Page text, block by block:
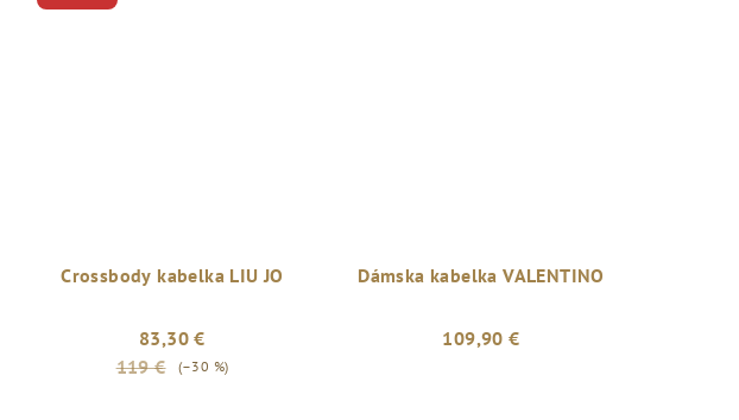
Crossbody kabelka LIU JO
83,30 €
119 €
(–30 %)
Dámska kabelka VALENTINO
109,90 €